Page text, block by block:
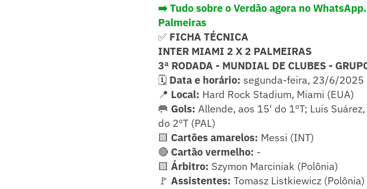
➡️ Tudo sobre o Verdão agora no
Palmeiras
✅ FICHA TÉCNICA
INTER MIAMI 2 X 2 PALMEIRAS
3ª RODADA - MUNDIAL DE CLUBES -
🗓️ Data e horário: segunda-feira, 23/6/2025
📍 Local: Hard Rock Stadium, Miami (EUA)
🥅 Gols: Allende, aos 15' do 1ºT; Luis
do 2ºT (PAL)
🟨 Cartões amarelos: Messi (INT)
🔴 Cartão vermelho: -
🟨 Árbitro: Szymon Marciniak (Polônia)
🚩 Assistentes: Tomasz Listkiewicz